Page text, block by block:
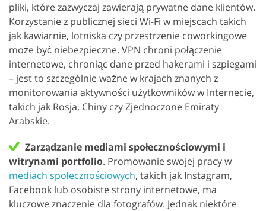
pliki, które zazwyczaj zawierają prywatne dane klientów.
Korzystanie z publicznej sieci Wi-Fi w miejscach takich
jak kawiarnie, lotniska czy przestrzenie coworkingowe
może być niebezpieczne. VPN chroni połączenie
internetowe, chroniąc dane przed hakerami i szpiegami
– jest to szczególnie ważne w krajach znanych z
monitorowania aktywności użytkowników w Internecie,
takich jak Rosja, Chiny czy Zjednoczone Emiraty
Arabskie.
Zarządzanie mediami społecznościowymi i
witrynami portfolio. Promowanie swojej pracy w
mediach społecznościowych, takich jak Instagram,
Facebook lub osobiste strony internetowe, ma
kluczowe znaczenie dla fotografów. Jednak niektóre